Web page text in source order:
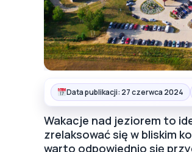
Data publikacji: 27 czerwca 2024
Wakacje nad jeziorem to
zrelaksować się w bliskim
warto odpowiednio się